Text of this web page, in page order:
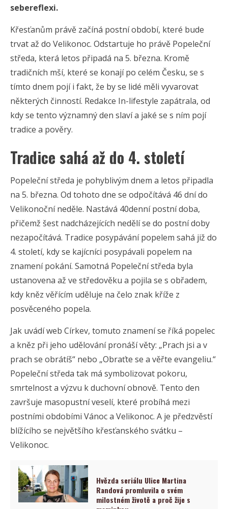
sebereflexi.
Křesťanům právě začíná postní období, které bude
trvat až do Velikonoc. Odstartuje ho právě Popeleční
středa, která letos připadá na 5. března. Kromě
tradičních mší, které se konají po celém Česku, se s
tímto dnem pojí i fakt, že by se lidé měli vyvarovat
některých činností. Redakce In-lifestyle zapátrala, od
kdy se tento významný den slaví a jaké se s ním pojí
tradice a pověry.
Tradice sahá až do 4. století
Popeleční středa je pohyblivým dnem a letos připadla
na 5. března. Od tohoto dne se odpočítává 46 dní do
Velikonoční neděle. Nastává 40denní postní doba,
přičemž šest nadcházejících nedělí se do postní doby
nezapočítává. Tradice posypávání popelem sahá již do
4. století, kdy se kajícníci posypávali popelem na
znamení pokání. Samotná Popeleční středa byla
ustanovena až ve středověku a pojila se s obřadem,
kdy kněz věřícím uděluje na čelo znak kříže z
posvěceného popela.
Jak uvádí web Církev, tomuto znamení se říká popelec
a kněz při jeho udělování pronáší věty: „Prach jsi a v
prach se obrátíš“ nebo „Obraťte se a věřte evangeliu.“
Popeleční středa tak má symbolizovat pokoru,
smrtelnost a výzvu k duchovní obnově. Tento den
završuje masopustní veselí, které probíhá mezi
postními obdobími Vánoc a Velikonoc. A je předzvěstí
blížícího se největšího křesťanského svátku –
Velikonoc.
Hvězda seriálu Ulice Martina
Randová promluvila o svém
milostném životě a proč žije s